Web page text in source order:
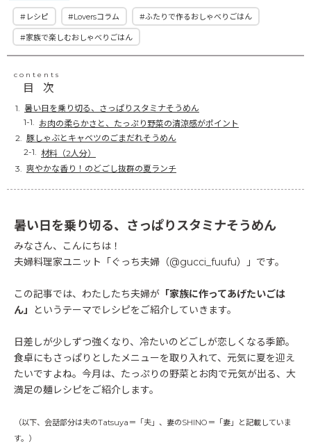
#レシピ #Loversコラム #ふたりで作るおしゃべりごはん
#家族で楽しむおしゃべりごはん
contents
目次
暑い日を乗り切る、さっぱりスタミナそうめん
お肉の柔らかさと、たっぷり野菜の清涼感がポイント
豚しゃぶとキャベツのごまだれそうめん
材料（2人分）
爽やかな香り！のどごし抜群の夏ランチ
暑い日を乗り切る、さっぱりスタミナそうめん
みなさん、こんにちは！
夫婦料理家ユニット「ぐっち夫婦（@gucci_fuufu）」です。
この記事では、わたしたち夫婦が 「家族に作ってあげたいごは
ん」
というテーマでレシピをご紹介していきます。
日差しが少しずつ強くなり、冷たいのどごしが恋しくなる季節。
食卓にもさっぱりとしたメニューを取り入れて、元気に夏を迎え
たいですよね。今月は、たっぷりの野菜とお肉で元気が出る、大
満足の麺レシピをご紹介します。
（以下、会話部分は夫のTatsuya＝「夫」、妻のSHINO＝「妻」と記載していま
す。）